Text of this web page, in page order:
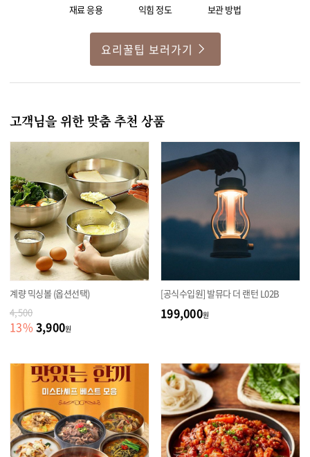
재료 응용 익힘 정도 보관 방법
요리꿀팁 보러가기
고객님을 위한 맞춤 추천 상품
계량 믹싱볼 (옵션선택)
4,500
13% 3,900원
[공식수입원] 발뮤다 더 랜턴 L02B
199,000원